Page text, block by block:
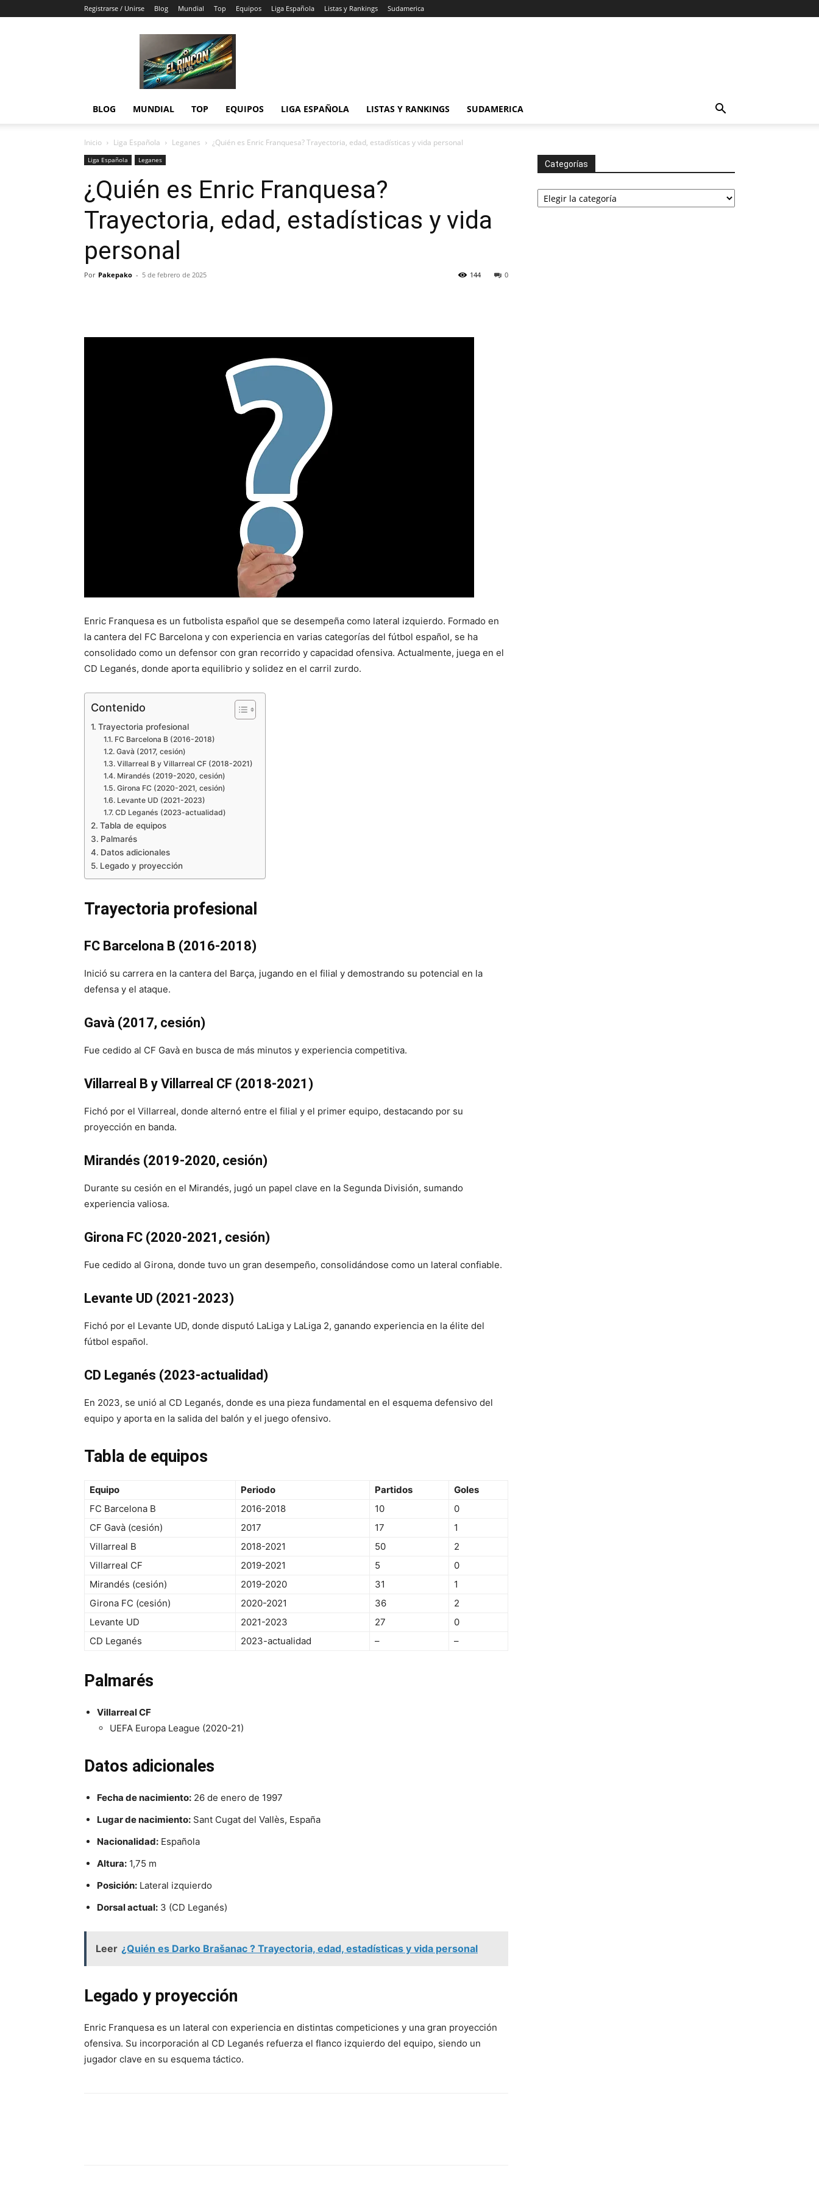
Registrarse / Unirse Blog Mundial Top Equipos Liga Española Listas y Rankings Sudamerica
Rincón
del
Gol
BLOG MUNDIAL TOP EQUIPOS LIGA ESPAÑOLA LISTAS Y RANKINGS SUDAMERICA
Inicio Liga Española Leganes ¿Quién es Enric Franquesa? Trayectoria, edad, estadísticas y vida personal
Liga Española Leganes
¿Quién es Enric Franquesa?
Trayectoria, edad, estadísticas y vida
personal
Por Pakepako - 5 de febrero de 2025 0
144
Enric Franquesa es un futbolista español que se desempeña como lateral izquierdo. Formado en
la cantera del FC Barcelona y con experiencia en varias categorías del fútbol español, se ha
consolidado como un defensor con gran recorrido y capacidad ofensiva. Actualmente, juega en el
CD Leganés, donde aporta equilibrio y solidez en el carril zurdo.
Contenido
Trayectoria profesional
FC Barcelona B (2016-2018)
Gavà (2017, cesión)
Villarreal B y Villarreal CF (2018-2021)
Mirandés (2019-2020, cesión)
Girona FC (2020-2021, cesión)
Levante UD (2021-2023)
CD Leganés (2023-actualidad)
Tabla de equipos
Palmarés
Datos adicionales
Legado y proyección
Trayectoria profesional
FC Barcelona B (2016-2018)
Inició su carrera en la cantera del Barça, jugando en el filial y demostrando su potencial en la
defensa y el ataque.
Gavà (2017, cesión)
Fue cedido al CF Gavà en busca de más minutos y experiencia competitiva.
Villarreal B y Villarreal CF (2018-2021)
Fichó por el Villarreal, donde alternó entre el filial y el primer equipo, destacando por su
proyección en banda.
Mirandés (2019-2020, cesión)
Durante su cesión en el Mirandés, jugó un papel clave en la Segunda División, sumando
experiencia valiosa.
Girona FC (2020-2021, cesión)
Fue cedido al Girona, donde tuvo un gran desempeño, consolidándose como un lateral confiable.
Levante UD (2021-2023)
Fichó por el Levante UD, donde disputó LaLiga y LaLiga 2, ganando experiencia en la élite del
fútbol español.
CD Leganés (2023-actualidad)
En 2023, se unió al CD Leganés, donde es una pieza fundamental en el esquema defensivo del
equipo y aporta en la salida del balón y el juego ofensivo.
Tabla de equipos
Equipo Periodo Partidos
Goles
FC Barcelona B
2016-2018 10
0
CF Gavà (cesión)
2017 17
1
Villarreal B
2018-2021 50
2
Villarreal CF
2019-2021 5
0
Mirandés (cesión)
2019-2020 31
1
Girona FC (cesión)
2020-2021 36
2
Levante UD
2021-2023 27
0
CD Leganés
2023-actualidad – –
Palmarés
Villarreal CF
UEFA Europa League (2020-21)
Datos adicionales
Fecha de nacimiento: 26 de enero de 1997
Lugar de nacimiento: Sant Cugat del Vallès, España
Nacionalidad: Española
Altura: 1,75 m
Posición: Lateral izquierdo
Dorsal actual: 3 (CD Leganés)
Leer ¿Quién es Darko Brašanac ? Trayectoria, edad, estadísticas y vida personal
Legado y proyección
Enric Franquesa es un lateral con experiencia en distintas competiciones y una gran proyección
ofensiva. Su incorporación al CD Leganés refuerza el flanco izquierdo del equipo, siendo un
jugador clave en su esquema táctico.
Categorías
Categorías